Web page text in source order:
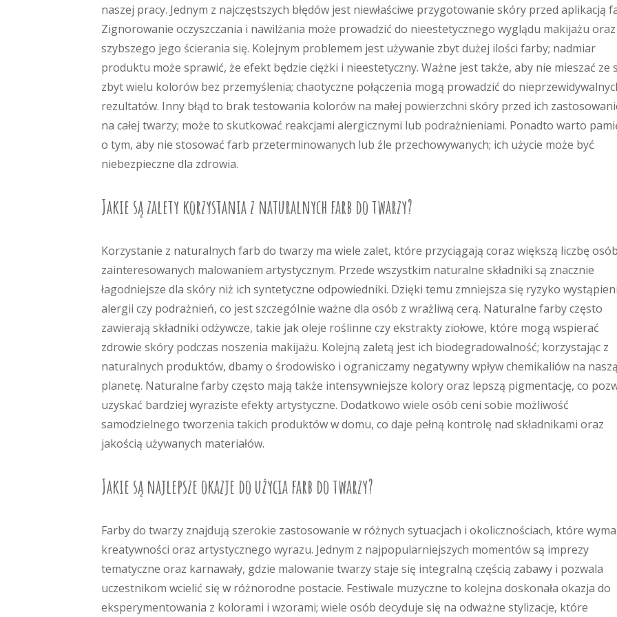
naszej pracy. Jednym z najczęstszych błędów jest niewłaściwe przygotowanie skóry przed aplikacją
Zignorowanie oczyszczania i nawilżania może prowadzić do nieestetycznego wyglądu makijażu oraz
szybszego jego ścierania się. Kolejnym problemem jest używanie zbyt dużej ilości farby; nadmiar
produktu może sprawić, że efekt będzie ciężki i nieestetyczny. Ważne jest także, aby nie mieszać ze
zbyt wielu kolorów bez przemyślenia; chaotyczne połączenia mogą prowadzić do
rezultatów. Inny błąd to brak testowania kolorów na małej powierzchni skóry przed ich
na całej twarzy; może to skutkować reakcjami alergicznymi lub podrażnieniami. Ponadto warto
o tym, aby nie stosować farb przeterminowanych lub źle przechowywanych; ich użycie może być
niebezpieczne dla zdrowia.
Jakie są zalety korzystania z naturalnych farb do twarzy?
Korzystanie z naturalnych farb do twarzy ma wiele zalet, które przyciągają coraz większą liczbę osób
zainteresowanych malowaniem artystycznym. Przede wszystkim naturalne składniki są znacznie
łagodniejsze dla skóry niż ich syntetyczne odpowiedniki. Dzięki temu zmniejsza się ryzyko
alergii czy podrażnień, co jest szczególnie ważne dla osób z wrażliwą cerą. Naturalne farby często
zawierają składniki odżywcze, takie jak oleje roślinne czy ekstrakty ziołowe, które mogą wspierać
zdrowie skóry podczas noszenia makijażu. Kolejną zaletą jest ich biodegradowalność; korzystając z
naturalnych produktów, dbamy o środowisko i ograniczamy negatywny wpływ chemikaliów na naszą
planetę. Naturalne farby często mają także intensywniejsze kolory oraz lepszą pigmentację, co
uzyskać bardziej wyraziste efekty artystyczne. Dodatkowo wiele osób ceni sobie możliwość
samodzielnego tworzenia takich produktów w domu, co daje pełną kontrolę nad składnikami oraz
jakością używanych materiałów.
Jakie są najlepsze okazje do użycia farb do twarzy?
Farby do twarzy znajdują szerokie zastosowanie w różnych sytuacjach i okolicznościach, które
kreatywności oraz artystycznego wyrazu. Jednym z najpopularniejszych momentów są imprezy
tematyczne oraz karnawały, gdzie malowanie twarzy staje się integralną częścią zabawy i pozwala
uczestnikom wcielić się w różnorodne postacie. Festiwale muzyczne to kolejna doskonała okazja do
eksperymentowania z kolorami i wzorami; wiele osób decyduje się na odważne stylizacje, które